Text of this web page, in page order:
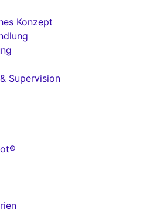
Konzept
Supervision